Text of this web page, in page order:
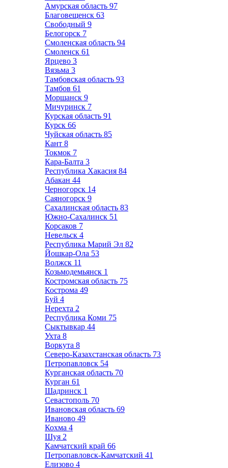
Амурская область 97
Благовещенск 63
Свободный 9
Белогорск 7
Смоленская область 94
Смоленск 61
Ярцево 3
Вязьма 3
Тамбовская область 93
Тамбов 61
Моршанск 9
Мичуринск 7
Курская область 91
Курск 66
Чуйская область 85
Кант 8
Токмок 7
Кара-Балта 3
Республика Хакасия 84
Абакан 44
Черногорск 14
Саяногорск 9
Сахалинская область 83
Южно-Сахалинск 51
Корсаков 7
Невельск 4
Республика Марий Эл 82
Йошкар-Ола 53
Волжск 11
Козьмодемьянск 1
Костромская область 75
Кострома 49
Буй 4
Нерехта 2
Республика Коми 75
Сыктывкар 44
Ухта 8
Воркута 8
Северо-Казахстанская область 73
Петропавловск 54
Курганская область 70
Курган 61
Шадринск 1
Севастополь 70
Ивановская область 69
Иваново 49
Кохма 4
Шуя 2
Камчатский край 66
Петропавловск-Камчатский 41
Елизово 4